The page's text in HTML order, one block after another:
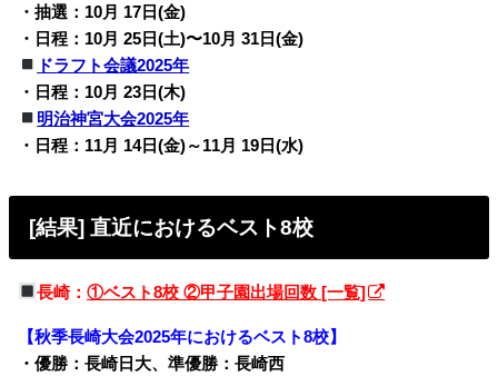
・抽選：10月 17日(金)
・日程：10月 25日(土)〜10月 31日(金)
ドラフト会議2025年
・日程：10月 23日(木)
明治神宮大会2025年
・日程：11月 14日(金)～11月 19日(水)
[結果] 直近におけるベスト8校
長崎：①ベスト8校 ②甲子園出場回数 [一覧]
【秋季長崎大会2025年におけるベスト8校】
・優勝：長崎日大、準優勝：長崎西